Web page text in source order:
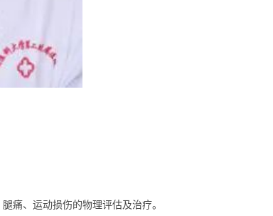
痛、运动损伤的物理评估及治疗。